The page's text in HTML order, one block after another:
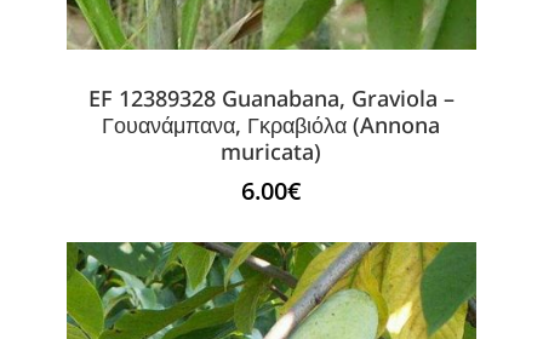
EF 12389328 Guanabana, Graviola –
Γουανάμπανα, Γκραβιόλα (Annona
muricata)
6.00€